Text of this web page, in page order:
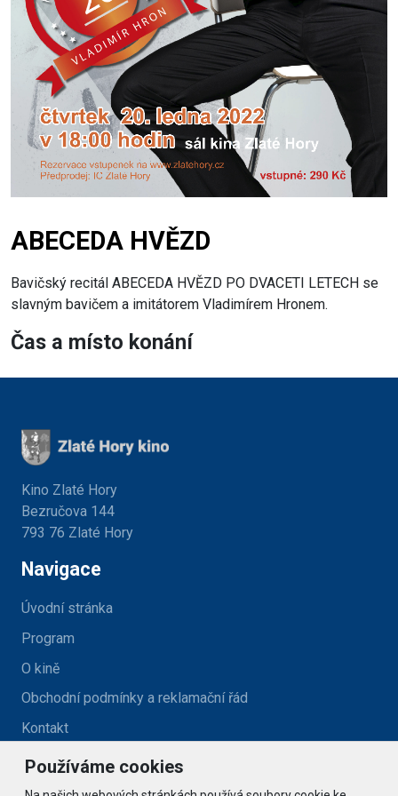
ABECEDA HVĚZD
Bavičský recitál ABECEDA HVĚZD PO DVACETI LETECH se
slavným bavičem a imitátorem Vladimírem Hronem.
Čas a místo konání
Používáme cookies
Kino Zlaté Hory
Bezručova 144
793 76 Zlaté Hory
Navigace
Úvodní stránka
Program
O kině
Obchodní podmínky a reklamační řád
Kontakt
Kontakt